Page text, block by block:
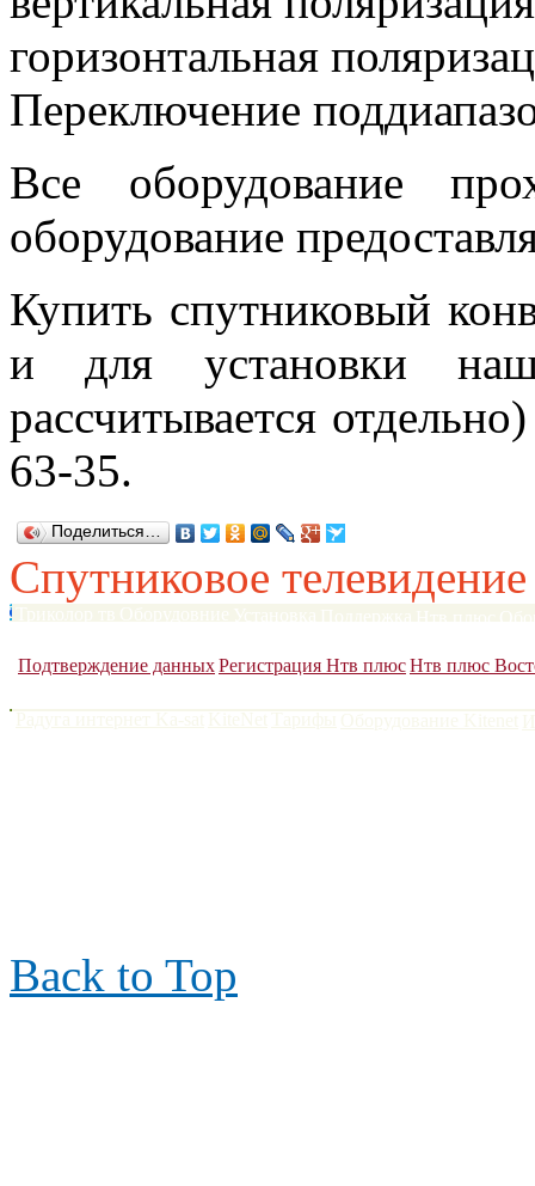
горизонтальная
Переключение
Все оборудование
оборудование
Купить спутниковый
и для установки
рассчитывается
63-35.
Поделиться…
Спутниковое телевидение
Подтверждение данныхРегистрация Нтв плюсНтв плюс
Back to Top